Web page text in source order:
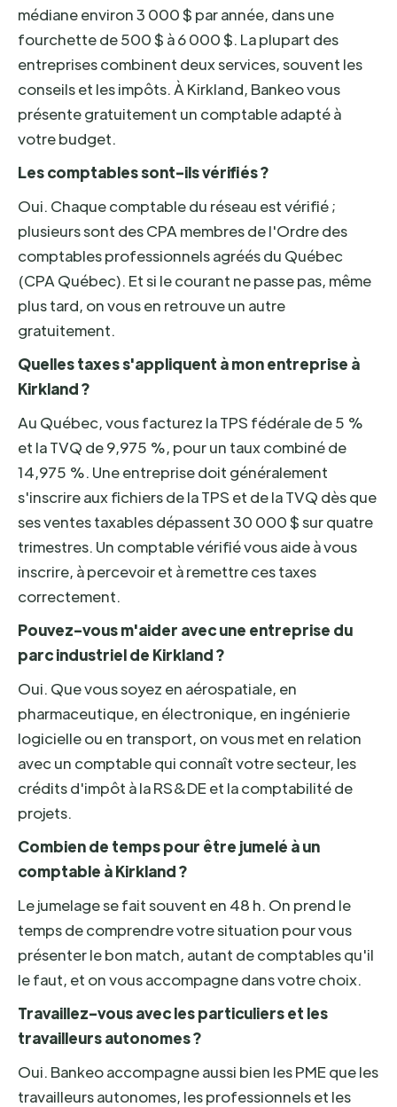
médiane environ 3 000 $ par année, dans une
fourchette de 500 $ à 6 000 $. La plupart des
entreprises combinent deux services, souvent les
conseils et les impôts. À Kirkland, Bankeo vous
présente gratuitement un comptable adapté à
votre budget.
Les comptables sont-ils vérifiés ?
Oui. Chaque comptable du réseau est vérifié ;
plusieurs sont des CPA membres de l'Ordre des
comptables professionnels agréés du Québec
(CPA Québec). Et si le courant ne passe pas, même
plus tard, on vous en retrouve un autre
gratuitement.
Quelles taxes s'appliquent à mon entreprise à
Kirkland ?
Au Québec, vous facturez la TPS fédérale de 5 %
et la TVQ de 9,975 %, pour un taux combiné de
14,975 %. Une entreprise doit généralement
s'inscrire aux fichiers de la TPS et de la TVQ dès que
ses ventes taxables dépassent 30 000 $ sur quatre
trimestres. Un comptable vérifié vous aide à vous
inscrire, à percevoir et à remettre ces taxes
correctement.
Pouvez-vous m'aider avec une entreprise du
parc industriel de Kirkland ?
Oui. Que vous soyez en aérospatiale, en
pharmaceutique, en électronique, en ingénierie
logicielle ou en transport, on vous met en relation
avec un comptable qui connaît votre secteur, les
crédits d'impôt à la RS&DE et la comptabilité de
projets.
Combien de temps pour être jumelé à un
comptable à Kirkland ?
Le jumelage se fait souvent en 48 h. On prend le
temps de comprendre votre situation pour vous
présenter le bon match, autant de comptables qu'il
le faut, et on vous accompagne dans votre choix.
Travaillez-vous avec les particuliers et les
travailleurs autonomes ?
Oui. Bankeo accompagne aussi bien les PME que les
travailleurs autonomes, les professionnels et les